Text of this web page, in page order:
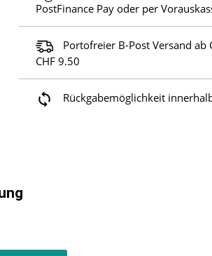
PostFinance Pay oder per
Portofreier B-Post Versand ab
CHF 9.50
Rückgabemöglichkeit